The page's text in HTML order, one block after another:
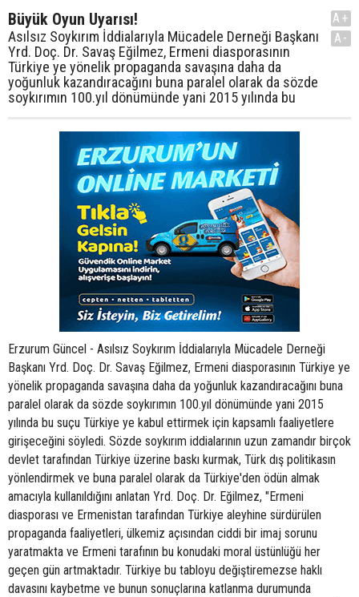
Büyük Oyun Uyarısı!
Asılsız Soykırım İddialarıyla Mücadele Derneği Başkanı
Yrd. Doç. Dr. Savaş Eğilmez, Ermeni diasporasının
Türkiye ye yönelik propaganda savaşına daha da
yoğunluk kazandıracağını buna paralel olarak da sözde
soykırımın 100.yıl dönümünde yani 2015 yılında bu
A+
A-
Erzurum Güncel - Asılsız Soykırım İddialarıyla Mücadele Derneği
Başkanı Yrd. Doç. Dr. Savaş Eğilmez, Ermeni diasporasının Türkiye ye
yönelik propaganda savaşına daha da yoğunluk kazandıracağını buna
paralel olarak da sözde soykırımın 100.yıl dönümünde yani 2015
yılında bu suçu Türkiye ye kabul ettirmek için kapsamlı faaliyetlere
girişeceğini söyledi. Sözde soykırım iddialarının uzun zamandır birçok
devlet tarafından Türkiye üzerine baskı kurmak, Türk dış politikasın
yönlendirmek ve buna paralel olarak da Türkiye'den ödün almak
amacıyla kullanıldığını anlatan Yrd. Doç. Dr. Eğilmez, "Ermeni
diasporası ve Ermenistan tarafından Türkiye aleyhine sürdürülen
propaganda faaliyetleri, ülkemiz açısından ciddi bir imaj sorunu
yaratmakta ve Ermeni tarafının bu konudaki moral üstünlüğü her
geçen gün artmaktadır. Türkiye bu tabloyu değiştiremezse haklı
davasını kaybetme ve bunun sonuçlarına katlanma durumunda